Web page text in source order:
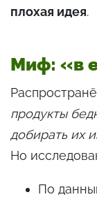
плохая идея.
Миф: «в
продукты
добирать их
Но
По